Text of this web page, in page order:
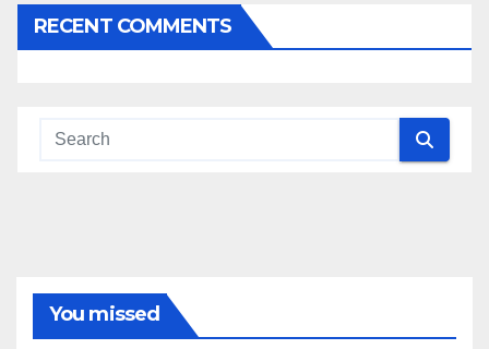
RECENT COMMENTS
You missed